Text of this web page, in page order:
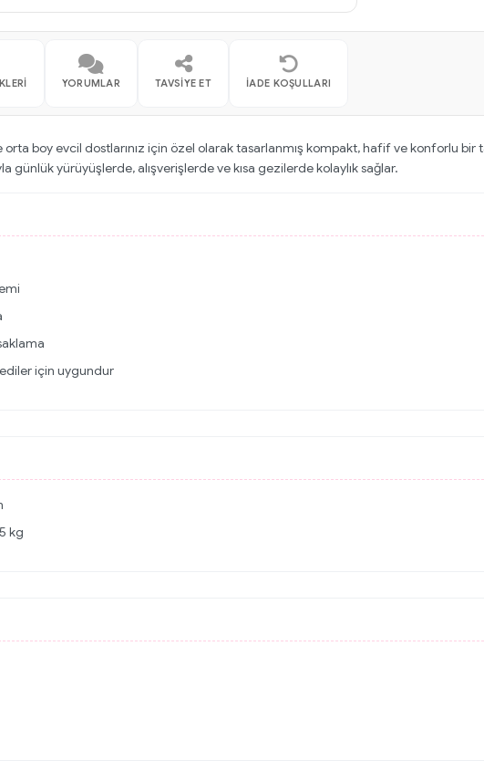
YORUMLAR TAVSIYE ET İADE KOŞULLARI
orta boy evcil dostlarınız için özel olarak tasarlanmış kompakt, hafif ve konforlu bir
günlük yürüyüşlerde, alışverişlerde ve kısa gezilerde kolaylık sağlar.
için uygundur
kg